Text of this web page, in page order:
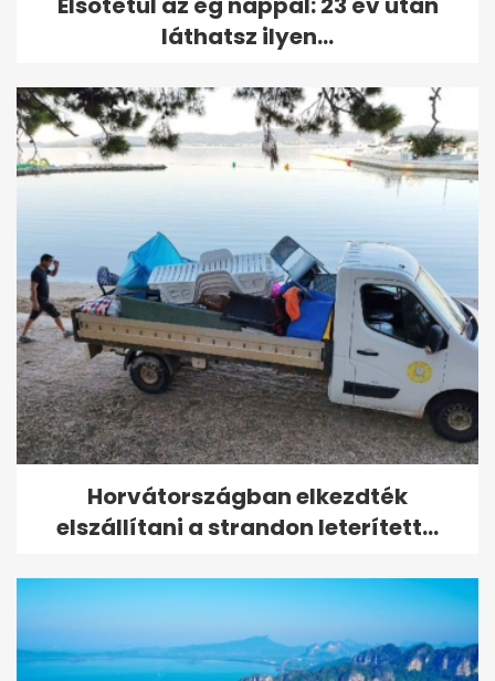
láthatsz ilyen...
Horvátországban elkezdték
elszállítani a strandon leterített...